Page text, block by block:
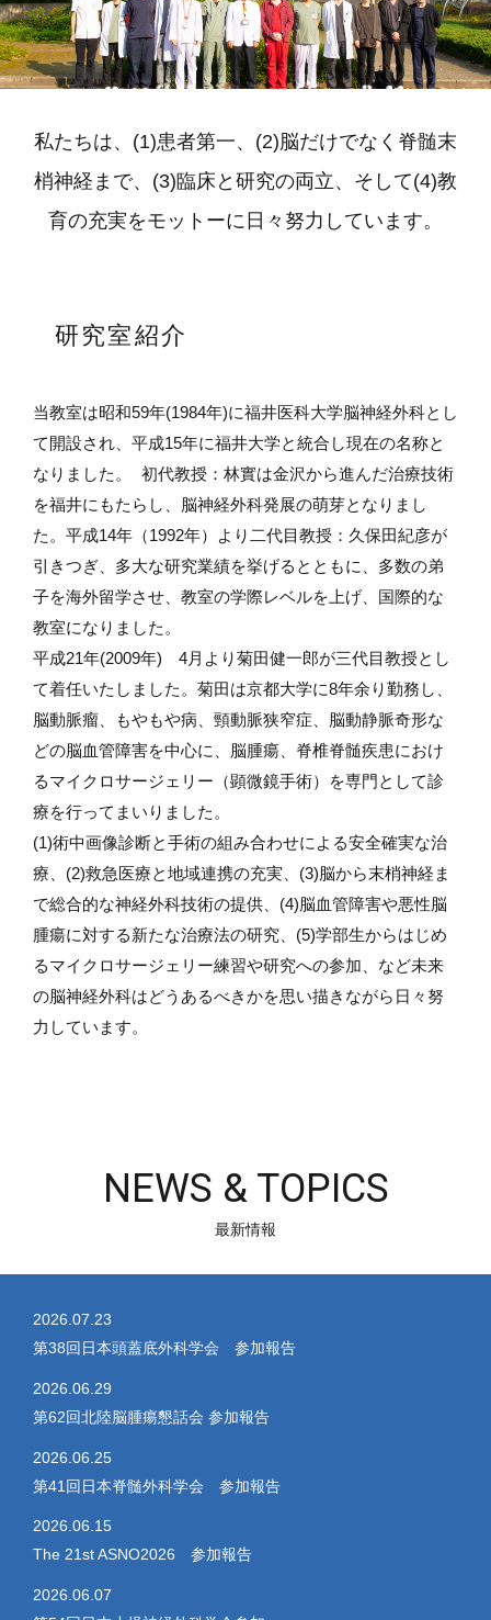
私たちは、(1)患者第一、(2)脳だけでなく脊髄末
梢神経まで、(3)臨床と研究の両立、そして(4)教
育の充実をモットーに日々努力しています。
研究室紹介
当教室は昭和59年(1984年)に福井医科大学脳神経外科とし
て開設され、平成15年に福井大学と統合し現在の名称と
なりました。 初代教授：林實は金沢から進んだ治療技術
を福井にもたらし、脳神経外科発展の萌芽となりまし
た。平成14年（1992年）より二代目教授：久保田紀彦が
引きつぎ、多大な研究業績を挙げるとともに、多数の弟
子を海外留学させ、教室の学際レベルを上げ、国際的な
教室になりました。
平成21年(2009年) 4月より菊田健一郎が三代目教授とし
て着任いたしました。菊田は京都大学に8年余り勤務し、
脳動脈瘤、もやもや病、頸動脈狭窄症、脳動静脈奇形な
どの脳血管障害を中心に、脳腫瘍、脊椎脊髄疾患におけ
るマイクロサージェリー（顕微鏡手術）を専門として診
療を行ってまいりました。
(1)術中画像診断と手術の組み合わせによる安全確実な治
療、(2)救急医療と地域連携の充実、(3)脳から末梢神経ま
で総合的な神経外科技術の提供、(4)脳血管障害や悪性脳
腫瘍に対する新たな治療法の研究、(5)学部生からはじめ
るマイクロサージェリー練習や研究への参加、など未来
の脳神経外科はどうあるべきかを思い描きながら日々努
力しています。
NEWS & TOPICS
最新情報
2026.07.23
第38回日本頭蓋底外科学会 参加報告
2026.06.29
第62回北陸脳腫瘍懇話会 参加報告
2026.06.25
第41回日本脊髄外科学会 参加報告
2026.06.15
The 21st ASNO2026 参加報告
2026.06.07